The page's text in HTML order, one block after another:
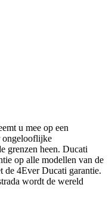
u mee op een
ongelooflijke
grenzen heen. Ducati
op alle modellen van de
de 4Ever Ducati garantie.
wordt de wereld